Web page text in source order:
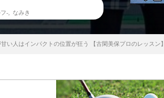
- なみき
い人はインパクトの位置が狂う 【古閑美保プロのレッスン】